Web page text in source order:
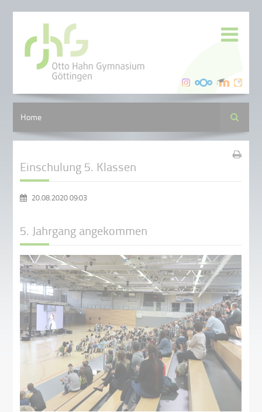
Home Suche
Einschulung 5. Klassen
20.08.2020 09:03
5. Jahrgang angekommen